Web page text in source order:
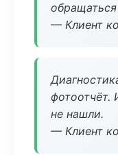
— Клиент
фотоотчёт.
не нашли.
— Клиент